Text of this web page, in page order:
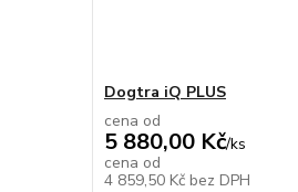
Dogtra iQ PLUS
cena od
5 880,00 Kč/ks
cena od
4 859,50 Kč bez DPH